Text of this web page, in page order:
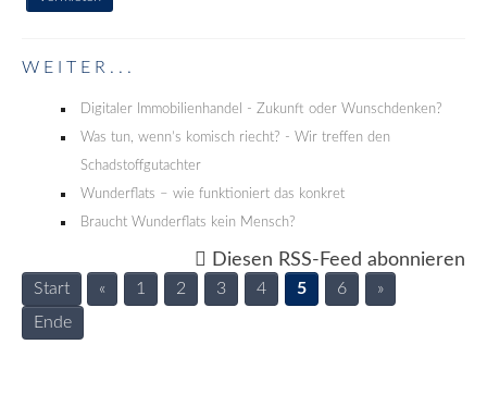
WEITER...
Digitaler Immobilienhandel - Zukunft oder Wunschdenken?
Was tun, wenn’s komisch riecht? - Wir treffen den
Schadstoffgutachter
Wunderflats – wie funktioniert das konkret
Braucht Wunderflats kein Mensch?
Diesen RSS-Feed abonnieren
Start « 1 2 3 4 5 6
»
Ende